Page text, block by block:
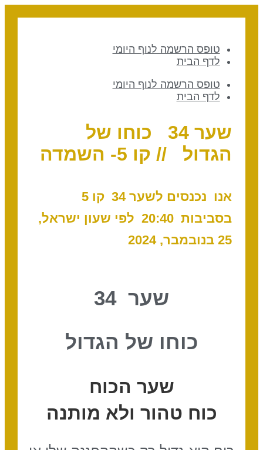
טופס הרשמה לנוף היומי
לדף הבית
טופס הרשמה לנוף היומי
לדף הבית
שער 34 כוחו של
הגדול // קו 5- השמדה
אנו נכנסים לשער 34 קו 5
בסביבות 20:40 לפי שעון ישראל,
25 בנובמבר, 2024
שער 34
כוחו של הגדול
שער הכוח
כוח טהור ולא מותנה